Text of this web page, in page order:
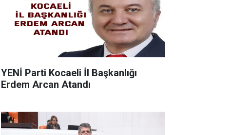
YENİ Parti Kocaeli İl Başkanlığı
Erdem Arcan Atandı